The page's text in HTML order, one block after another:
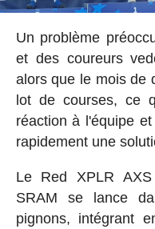
Un problème
et des coureurs
alors que le mois de
lot de courses, ce
réaction à l'équipe
rapidement une
Le Red XPLR
SRAM se lance
pignons, intégrant